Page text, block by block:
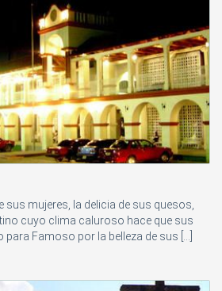
sus mujeres, la delicia de sus quesos,
cuyo clima caluroso hace que sus
Famoso por la belleza de sus [...]